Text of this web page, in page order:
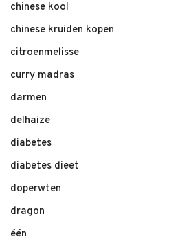
chinese kool
chinese kruiden kopen
citroenmelisse
curry madras
darmen
delhaize
diabetes
diabetes dieet
doperwten
dragon